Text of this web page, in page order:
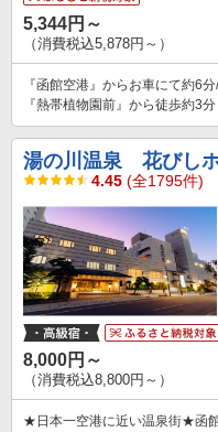
5,344円～
（消費税込5,878円～）
『函館空港』からお車にて約6
『熱帯植物園前』から徒歩約3分
湯の川温泉 花びし
4.45 (全1795件)
8,000円～
（消費税込8,800円～）
★日本一空港に近い温泉街★函